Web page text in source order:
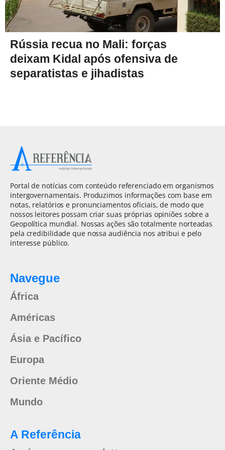
Rússia recua no Mali: forças
deixam Kidal após ofensiva de
separatistas e jihadistas
Portal de notícias com conteúdo referenciado em organismos
intergovernamentais. Produzimos informações com base em
notas, relatórios e pronunciamentos oficiais, de modo que
nossos leitores possam criar suas próprias opiniões sobre a
Geopolítica mundial. Nossas ações são totalmente norteadas
pela credibilidade que nossa audiência nos atribui e pelo
interesse público.
Navegue
África
Américas
Ásia e Pacífico
Europa
Oriente Médio
Mundo
A Referência